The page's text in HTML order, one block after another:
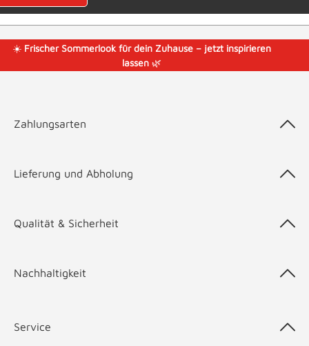
☀️ Frischer Sommerlook für dein Zuhause – jetzt inspirieren
lassen🌿
Zahlungsarten
Lieferung und Abholung
Qualität & Sicherheit
Nachhaltigkeit
Service